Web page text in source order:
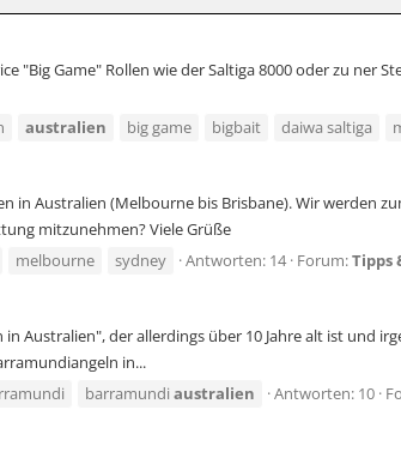
Game" Rollen wie der Saltiga 8000 oder zu ner
australien big game bigbait daiwa saltiga
in Australien (Melbourne bis Brisbane). Wir werden
mitzunehmen? Viele Grüße
melbourne sydney Antworten: 14 Forum:Tipps
Australien", der allerdings über 10 Jahre alt ist und
in...
barramundi australien Antworten: 10